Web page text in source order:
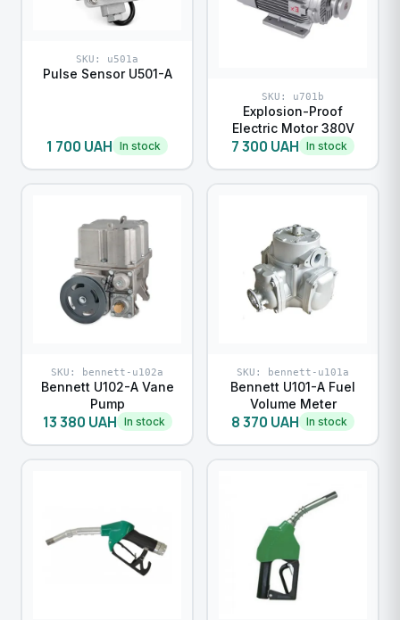
SKU: u501a
Pulse Sensor U501-A
1 700 UAH In stock
SKU: u701b
Explosion-Proof
Electric Motor 380V
7 300 UAH In stock
SKU: bennett-u102a
Bennett U102-A Vane
Pump
13 380 UAH In stock
SKU: bennett-u101a
Bennett U101-A Fuel
Volume Meter
8 370 UAH In stock